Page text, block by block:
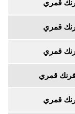
قمري
قمري
قمري
قمري
قمري